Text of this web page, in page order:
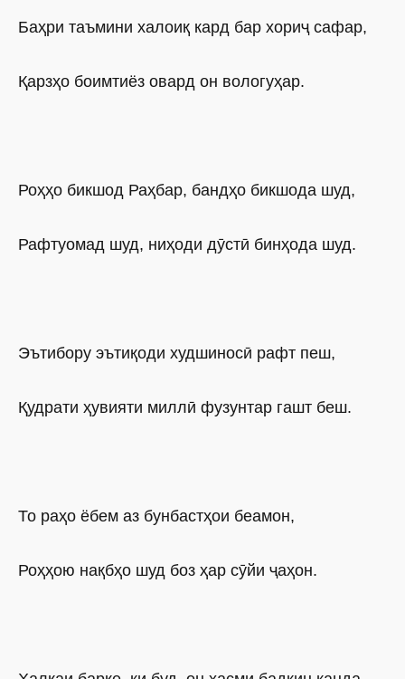
Баҳри таъмини халоиқ кард бар хориҷ сафар,
Қарзҳо боимтиёз овард он вологуҳар.
Роҳҳо бикшод Раҳбар, бандҳо бикшода шуд,
Рафтуомад шуд, ниҳоди дӯстӣ бинҳода шуд.
Эътибору эътиқоди худшиносӣ рафт пеш,
Қудрати ҳувияти миллӣ фузунтар гашт беш.
То раҳо ёбем аз бунбастҳои беамон,
Роҳҳою нақбҳо шуд боз ҳар сӯйи ҷаҳон.